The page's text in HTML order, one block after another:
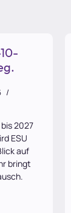
2027
ESU
auf
bringt